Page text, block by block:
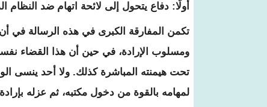
أولًا: دفاع يتحول إلى لائحة اتهام ضد
تكمن المفارقة الكبرى في هذه الرسالة في
ومسلوب الإرادة، في حين أن هذا القضاء
تحت هيمنته المباشرة كذلك. ولا أحد ينسى
لمهامه بالقوة من دخول مكتبه، ثم عزله